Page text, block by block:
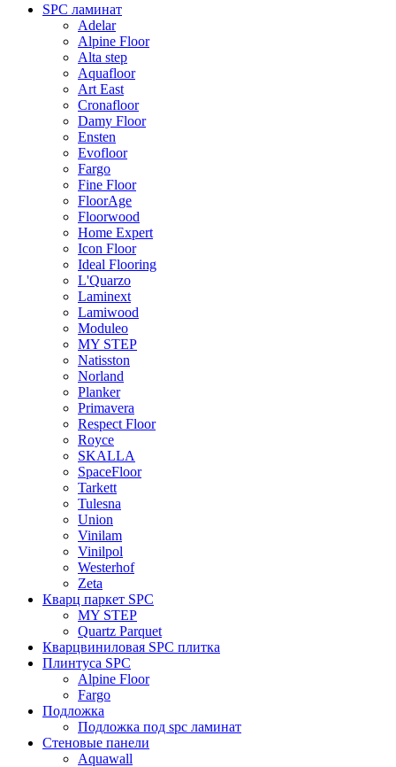
SPC ламинат
Adelar
Alpine Floor
Alta step
Aquafloor
Art East
Cronafloor
Damy Floor
Ensten
Evofloor
Fargo
Fine Floor
FloorAge
Floorwood
Home Expert
Icon Floor
Ideal Flooring
L'Quarzo
Laminext
Lamiwood
Moduleo
MY STEP
Natisston
Norland
Planker
Primavera
Respect Floor
Royce
SKALLA
SpaceFloor
Tarkett
Tulesna
Union
Vinilam
Vinilpol
Westerhof
Zeta
Кварц паркет SPC
MY STEP
Quartz Parquet
Кварцвиниловая SPC плитка
Плинтуса SPC
Alpine Floor
Fargo
Подложка
Подложка под spc ламинат
Стеновые панели
Aquawall